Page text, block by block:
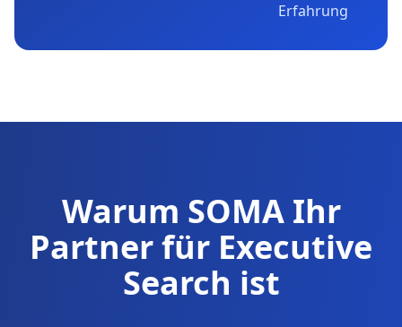
Erfahrung
Warum SOMA Ihr
Partner für Executive
Search ist